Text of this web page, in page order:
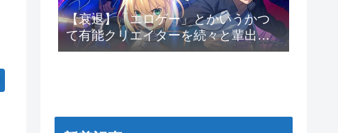
【衰退】「エロゲー」とかいうかつ
て有能クリエイターを続々と輩出し
た謎の界隈wwwww